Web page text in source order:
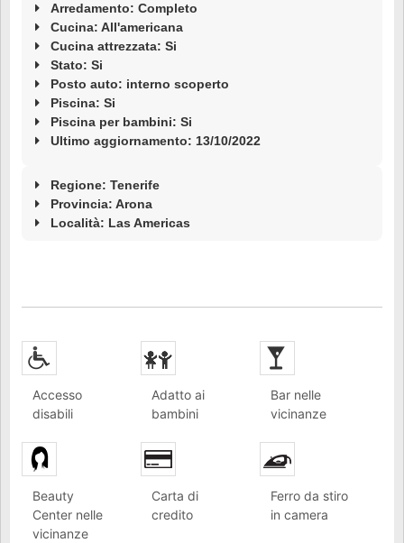
Arredamento: Completo
Cucina: All'americana
Cucina attrezzata: Si
Stato: Si
Posto auto: interno scoperto
Piscina: Si
Piscina per bambini: Si
Ultimo aggiornamento: 13/10/2022
Regione: Tenerife
Provincia: Arona
Località: Las Americas
Accesso
disabili
Adatto ai
bambini
Bar nelle
vicinanze
Beauty
Center nelle
vicinanze
Carta di
credito
Ferro da stiro
in camera